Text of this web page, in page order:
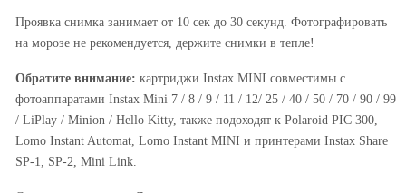
Проявка снимка занимает от 10 сек до 30 секунд. Фотографировать
на морозе не рекомендуется, держите снимки в тепле!
Обратите внимание: картриджи Instax MINI совместимы с
фотоаппаратами Instax Mini 7 / 8 / 9 / 11 / 12/ 25 / 40 / 50 / 70 / 90 / 99
/ LiPlay / Minion / Hello Kitty, также подоходят к Polaroid PIC 300,
Lomo Instant Automat, Lomo Instant MINI и принтерами Instax Share
SP-1, SP-2, Mini Link.